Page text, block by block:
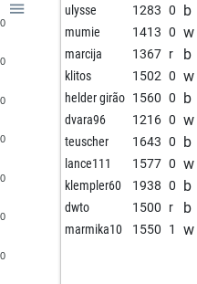
ulysse 1283 0 b
mumie 1413 0 w
marcija 1367 r b
klitos 1502 0 w
helder girão 1560 0 b
dvara96 1216 0 w
teuscher 1643 0 b
lance111 1577 0 w
klempler60 1938 0 b
dwto 1500 r b
marmika10 1550 1 w